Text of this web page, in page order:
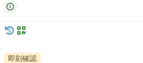
即刻確認